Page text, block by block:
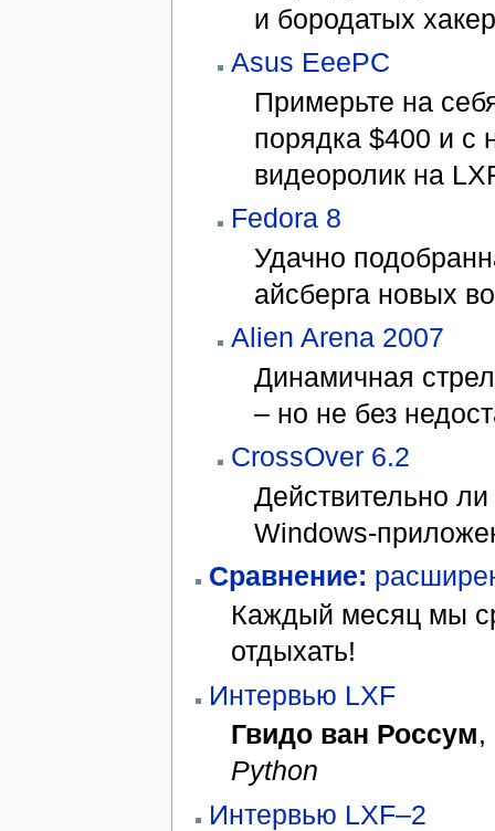
и бородатых
Asus EeePC
Примерьте на
порядка $400 и с
видеоролик на
Fedora 8
Удачно
айсберга новых
Alien Arena 2007
Динамичная
– но не без
CrossOver 6.2
Действительно
Windows-
Сравнение:
Каждый месяц мы
отдыхать!
Интервью LXF
Гвидо ван Россум,
Python
Интервью LXF–2